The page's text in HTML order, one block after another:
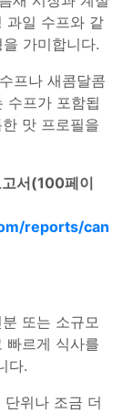
과일 수프와 같
가미합니다.
프나 새콤달콤
수프가 포함됩
맛 프로필을
서(100페이
reports/can
또는 소규모
빠르게 식사를
다.
위나 조금 더